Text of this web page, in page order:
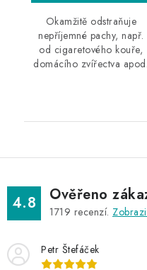
Okamžitě odstraňuje
nepříjemné pachy, např.
od cigaretového kouře,
domácího zvířectva apod.
4.8 Ověřeno
1719 recenzí.
Petr Štefáček